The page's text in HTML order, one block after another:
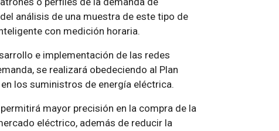
análisis de una muestra de este tipo de
con medición horaria.
e implementación de las redes
se realizará obedeciendo al Plan
los suministros de energía eléctrica.
mayor precisión en la compra de la
eléctrico, además de reducir la